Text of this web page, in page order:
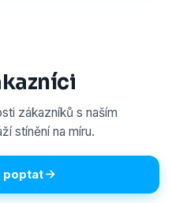
zákazníků s naším
stínění na míru.
poptat